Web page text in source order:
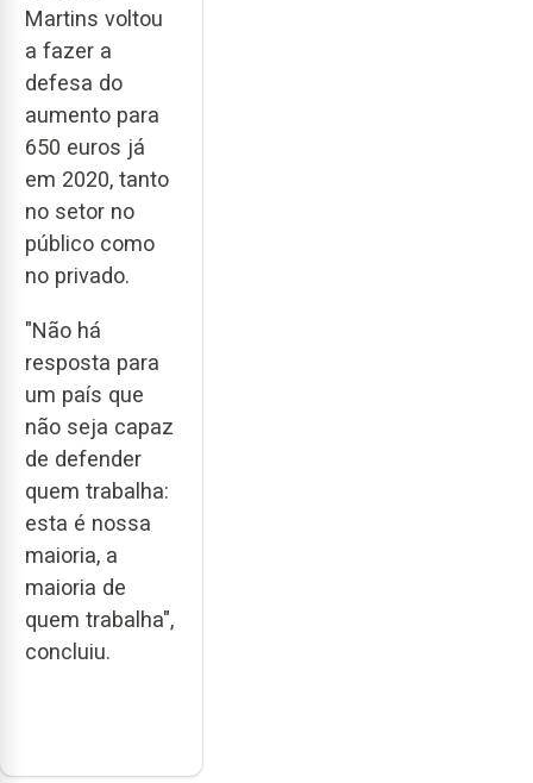
Martins voltou
a fazer a
defesa do
aumento para
650 euros já
em 2020, tanto
no setor no
público como
no privado.
"Não há
resposta para
um país que
não seja capaz
de defender
quem trabalha:
esta é nossa
maioria, a
maioria de
quem trabalha",
concluiu.